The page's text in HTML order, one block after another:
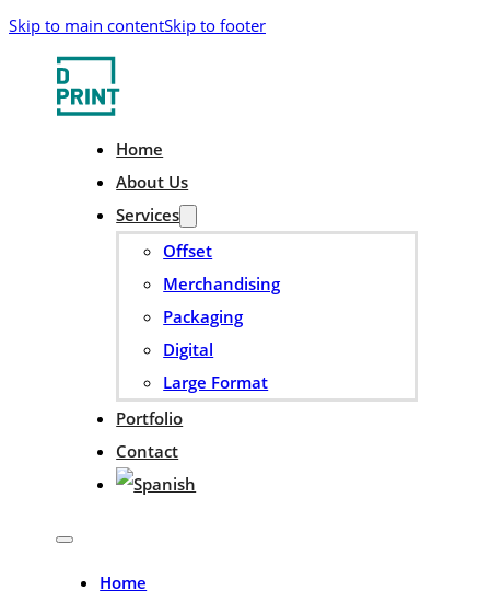
Skip to main contentSkip to footer
Home
About Us
Services
Offset
Merchandising
Packaging
Digital
Large Format
Portfolio
Contact
Home